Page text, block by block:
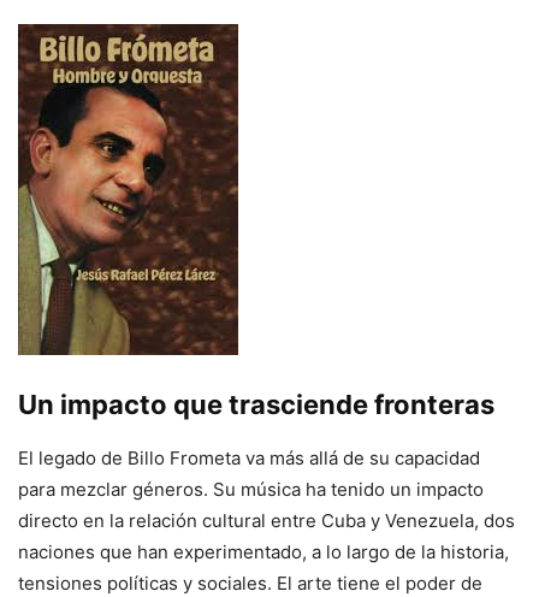
Un impacto que trasciende fronteras
El legado de Billo Frometa va más allá de su capacidad
para mezclar géneros. Su música ha tenido un impacto
directo en la relación cultural entre Cuba y Venezuela, dos
naciones que han experimentado, a lo largo de la historia,
tensiones políticas y sociales. El arte tiene el poder de